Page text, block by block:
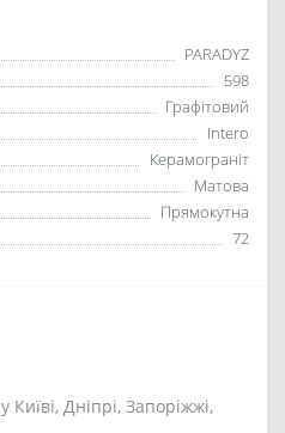
PARADYZ
598
Графітовий
Intero
Керамограніт
Матова
Прямокутна
72
Дніпрі, Запоріжжі,